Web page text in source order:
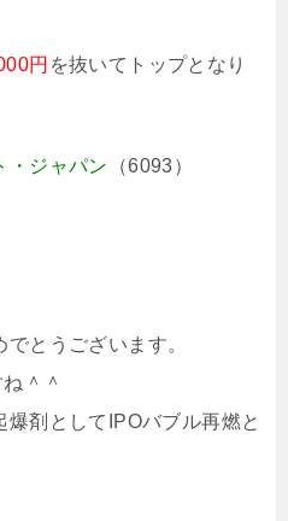
円 を抜いてトップとなり
・ジャパン
（6093）
とうございます。
＾＾
剤としてIPOバブル再燃と